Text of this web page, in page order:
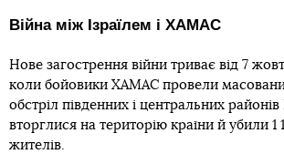
Війна між Ізраїлем і ХАМАС
Нове загострення війни триває від 7
коли бойовики ХАМАС провели
обстріл південних і центральних районів
вторглися на територію країни й убили 1
жителів.